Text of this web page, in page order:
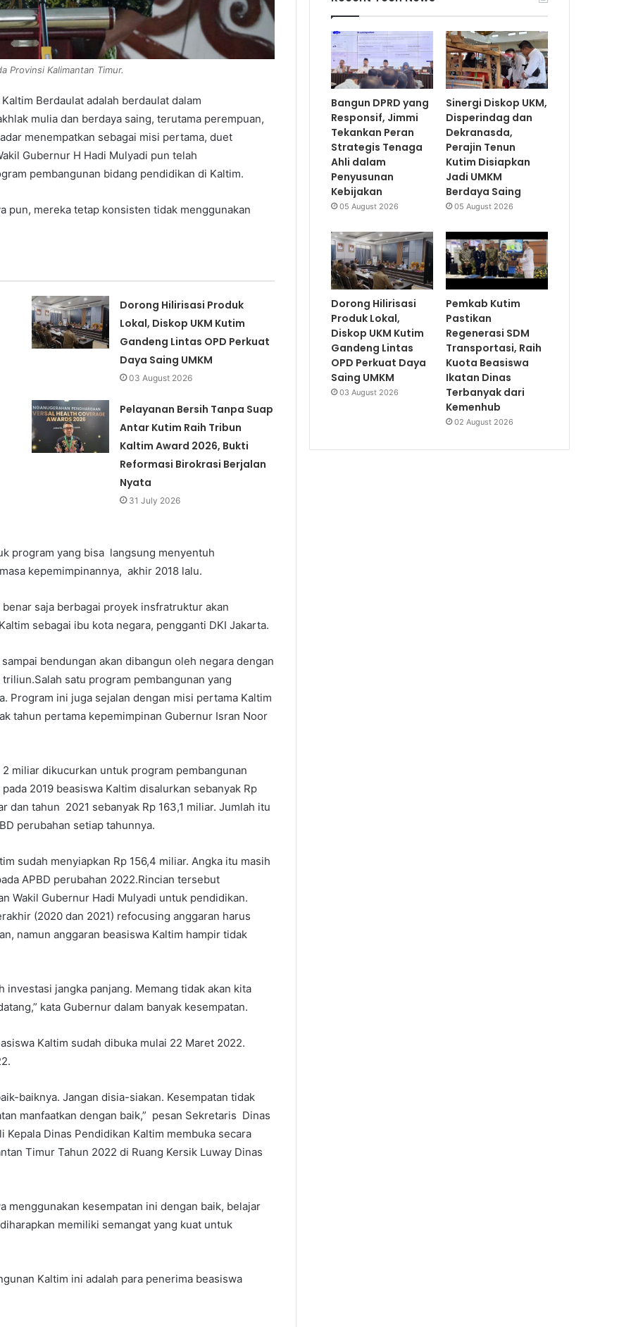
Provinsi Kalimantan Timur.
Berdaulat adalah berdaulat dalam
mulia dan berdaya saing, terutama perempuan,
menempatkan sebagai misi pertama, duet
Gubernur H Hadi Mulyadi pun telah
pembangunan bidang pendidikan di Kaltim.
pun, mereka tetap konsisten tidak menggunakan
Dorong Hilirisasi Produk
Lokal, Diskop UKM Kutim
Gandeng Lintas OPD Perkuat
Daya Saing UMKM
03 August 2026
Pelayanan Bersih Tanpa Suap
Antar Kutim Raih Tribun
Kaltim Award 2026, Bukti
Reformasi Birokrasi Berjalan
Nyata
31 July 2026
program yang bisa langsung menyentuh
kepemimpinannya, akhir 2018 lalu.
saja berbagai proyek insfratruktur akan
sebagai ibu kota negara, pengganti DKI Jakarta.
bendungan akan dibangun oleh negara dengan
satu program pembangunan yang
Program ini juga sejalan dengan misi pertama Kaltim
tahun pertama kepemimpinan Gubernur Isran Noor
miliar dikucurkan untuk program pembangunan
2019 beasiswa Kaltim disalurkan sebanyak Rp
dan tahun 2021 sebanyak Rp 163,1 miliar. Jumlah itu
perubahan setiap tahunnya.
sudah menyiapkan Rp 156,4 miliar. Angka itu masih
APBD perubahan 2022.Rincian tersebut
Wakil Gubernur Hadi Mulyadi untuk pendidikan.
(2020 dan 2021) refocusing anggaran harus
namun anggaran beasiswa Kaltim hampir tidak
investasi jangka panjang. Memang tidak akan kita
kata Gubernur dalam banyak kesempatan.
Kaltim sudah dibuka mulai 22 Maret 2022.
baiknya. Jangan disia-siakan. Kesempatan tidak
manfaatkan dengan baik,” pesan Sekretaris Dinas
Dinas Pendidikan Kaltim membuka secara
Timur Tahun 2022 di Ruang Kersik Luway Dinas
menggunakan kesempatan ini dengan baik, belajar
memiliki semangat yang kuat untuk
Kaltim ini adalah para penerima beasiswa
Bangun DPRD yang
Responsif, Jimmi
Tekankan Peran
Strategis Tenaga
Ahli dalam
Penyusunan
Kebijakan
05 August 2026
Sinergi Diskop UKM,
Disperindag dan
Dekranasda,
Perajin Tenun
Kutim Disiapkan
Jadi UMKM
Berdaya Saing
05 August 2026
Dorong Hilirisasi
Produk Lokal,
Diskop UKM Kutim
Gandeng Lintas
OPD Perkuat Daya
Saing UMKM
03 August 2026
Pemkab Kutim
Pastikan
Regenerasi SDM
Transportasi, Raih
Kuota Beasiswa
Ikatan Dinas
Terbanyak dari
Kemenhub
02 August 2026